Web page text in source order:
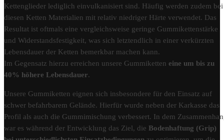
Kettenglieder lediglich einvulkanisiert sind. Häufig werden zudem bei
diesen Ketten Materialien mit relativ niedriger Härte verwendet. Das
Resultat ist oftmals eine vergleichsweise geringe Gummikettenstärke
und Widerstandsfestigkeit, was sich letztendlich in einer verkürzten
Lebensdauer der Ketten bemerkbar machen kann.
Im Gegensatz hierzu erreichen unsere Gummiketten eine um bis zu
40% höhere Lebensdauer.
Unsere Gummiketten eignen sich insbesondere für den Einsatz auf
schwer befahrbarem Gelände. Hierfür wurde neben der Karkasse das
Profil als auch die Gummimischung verbessert. In dem
war es während der Entwicklung das Ziel, die Bodenhaftung (Grip)